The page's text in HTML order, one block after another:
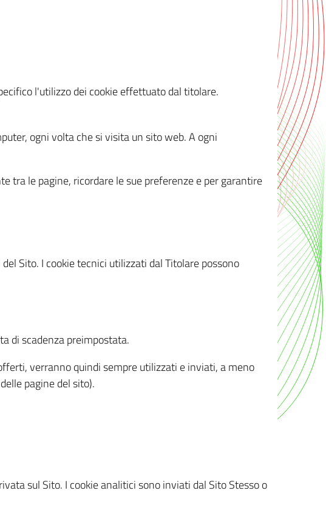
l'utilizzo dei cookie effettuato dal titolare.
ogni volta che si visita un sito web. A ogni
tra le pagine, ricordare le sue preferenze e per garantire
Sito. I cookie tecnici utilizzati dal Titolare possono
di scadenza preimpostata.
verranno quindi sempre utilizzati e inviati, a meno
pagine del sito).
sul Sito. I cookie analitici sono inviati dal Sito Stesso o